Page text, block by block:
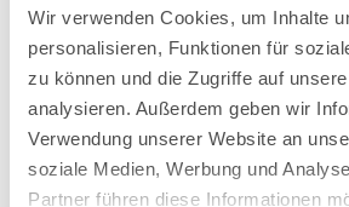
Wir verwenden Cookies, um Inhalte
personalisieren, Funktionen für
zu können und die Zugriffe auf
analysieren. Außerdem geben wir
Verwendung unserer Website an
soziale Medien, Werbung und
Partner führen diese Informationen
2021
2020
2019